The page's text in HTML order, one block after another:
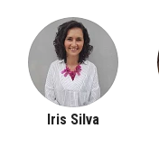
Iris Silva